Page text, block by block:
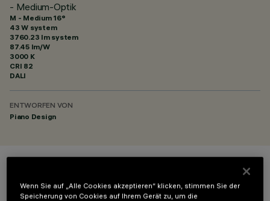
- Medium-Optik
M - Medium 16°
43 W system
3760.23 lm system
87.45 lm/W
3000 K
CRI 82
DALI
ENTWORFEN VON
Piano Design
Wenn Sie auf „Alle Cookies akzeptieren“ klicken, stimmen Sie der
Speicherung von Cookies auf Ihrem Gerät zu, um die